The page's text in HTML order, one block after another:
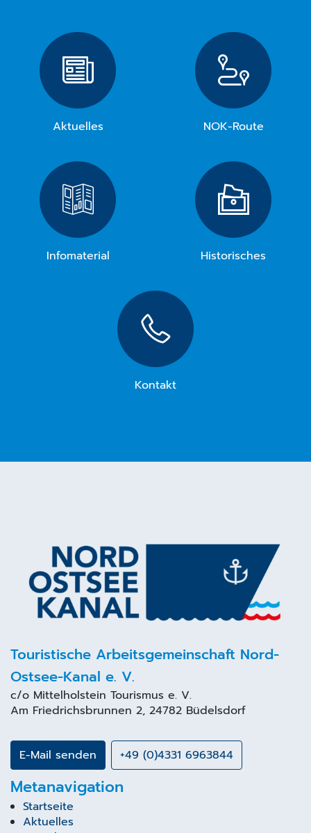
Aktuelles NOK-Route
Infomaterial Historisches
Kontakt
Touristische Arbeitsgemeinschaft Nord-
Ostsee-Kanal e. V.
c/o Mittelholstein Tourismus e. V.
Am Friedrichsbrunnen 2, 24782 Büdelsdorf
E-Mail senden +49 (0)4331 6963844
Metanavigation
Startseite
Aktuelles